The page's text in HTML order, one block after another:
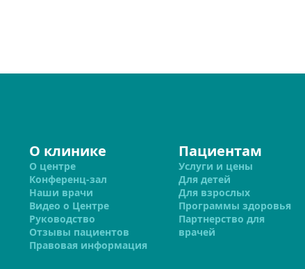
О клинике
О центре
Конференц-зал
Наши врачи
Видео о Центре
Руководство
Отзывы пациентов
Правовая информация
Пациентам
Услуги и цены
Для детей
Для взрослых
Программы здоровья
Партнерство для
врачей